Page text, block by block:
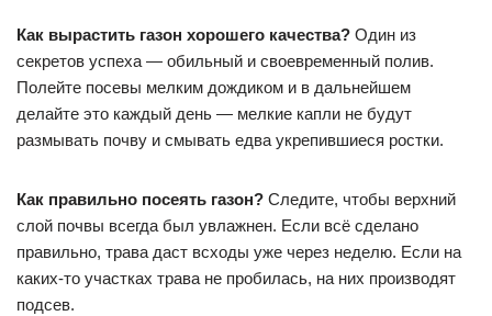
Как вырастить газон хорошего качества? Один из
секретов успеха — обильный и своевременный полив.
Полейте посевы мелким дождиком и в дальнейшем
делайте это каждый день — мелкие капли не будут
размывать почву и смывать едва укрепившиеся ростки.
Как правильно посеять газон? Следите, чтобы верхний
слой почвы всегда был увлажнен. Если всё сделано
правильно, трава даст всходы уже через неделю. Если на
каких-то участках трава не пробилась, на них производят
подсев.